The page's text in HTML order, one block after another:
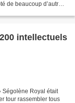
de beaucoup d’autres
intellectuels
Ségolène Royal était
tour rassembler tous